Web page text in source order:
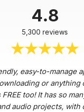
4.8
5,300 reviews
easy-to-manage
or anything
too! It has so
audio projects, with